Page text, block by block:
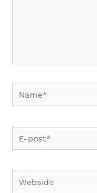
post*
Webside